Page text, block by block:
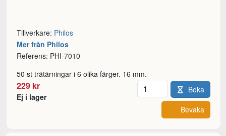
Tillverkare: Philos
Mer från Philos
Referens: PHI-7010
50 st trätärningar i 6 olika färger. 16 mm.
229 kr
Ej i lager
Antal Boka
Bevaka